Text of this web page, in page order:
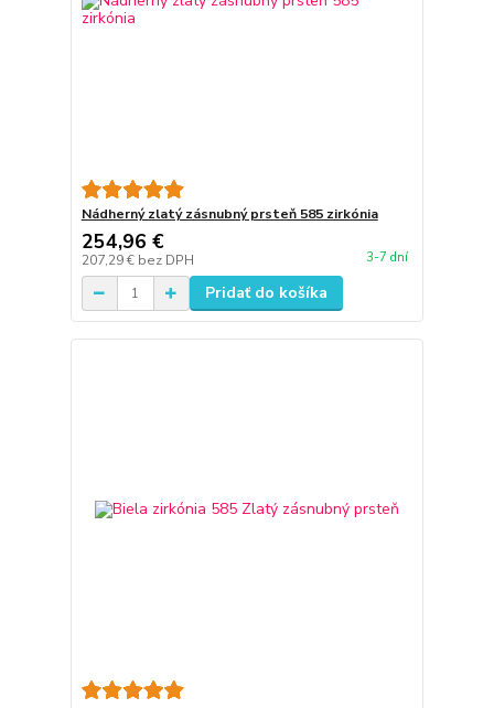
Nádherný zlatý zásnubný prsteň 585 zirkónia
254,96 €
207,29 € bez DPH 3-7 dní
Pridať do košíka